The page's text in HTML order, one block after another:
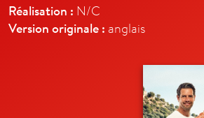
Réalisation : N/C
Version originale : anglais